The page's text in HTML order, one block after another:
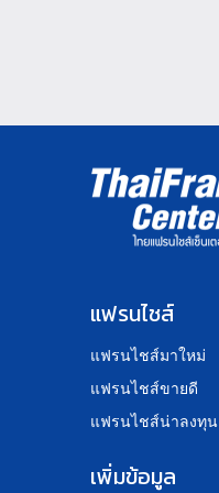
แฟรนไชส์
แฟรนไชส์มาใหม่
แฟรนไชส์ขายดี
แฟรนไชส์น่าลงทุน
เพิ่มข้อมูล